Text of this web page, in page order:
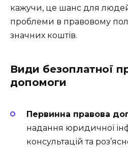
кажучи, це шанс для
проблеми в правовому
значних коштів.
Види безоплатної
допомоги
Первинна правова
надання юридичної
консультацій та